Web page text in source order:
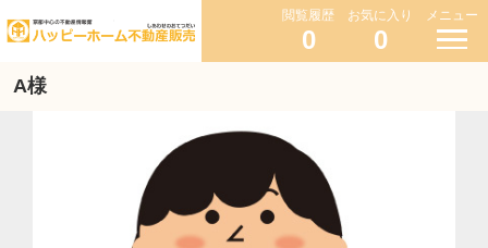
閲覧履歴
0
お気に入り
0
メニュー
A様